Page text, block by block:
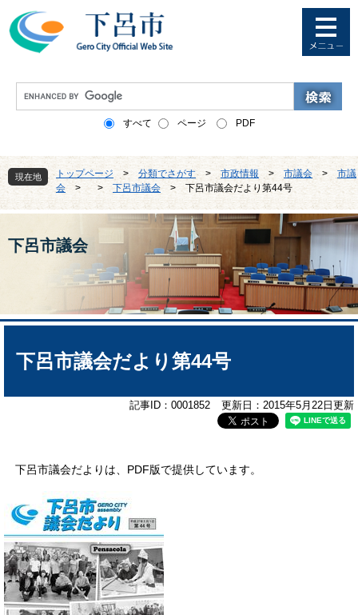
ー
ニ
本
文
へ
e
カ
ス
タ
検
索
すべて ページ PDF
現在地 トップページ > 分類でさがす > 市政情報 > 市議会 >
市議
会
> > 下呂市議会 > 下呂市議会だより第44号
下呂市議会
本
下呂市議会だより第44号
記事ID：0001852 更新日：2015年5月22日更新
下呂市議会だよりは、PDF版で提供しています。